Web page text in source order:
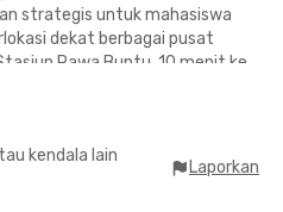
strategis untuk mahasiswa
dekat berbagai pusat
Rawa Buntu, 10 menit ke
Indonesia, serta sekitar 18
Bintaro Jaya.
dengan AC, TV, kamar
untuk menunjang kebutuhan
kendala lain
Laporkan